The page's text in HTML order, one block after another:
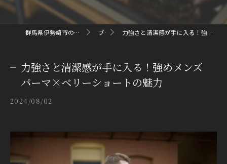
群馬県伊勢崎市のメンズパーマならMr.PLAT ブログ 力強さと清潔感が手に入る！強めメンズパーマ×ベリーショートの魅力
力強さと清潔感が手に入る！強めメンズ
パーマ×ベリーショートの魅力
2024/08/02